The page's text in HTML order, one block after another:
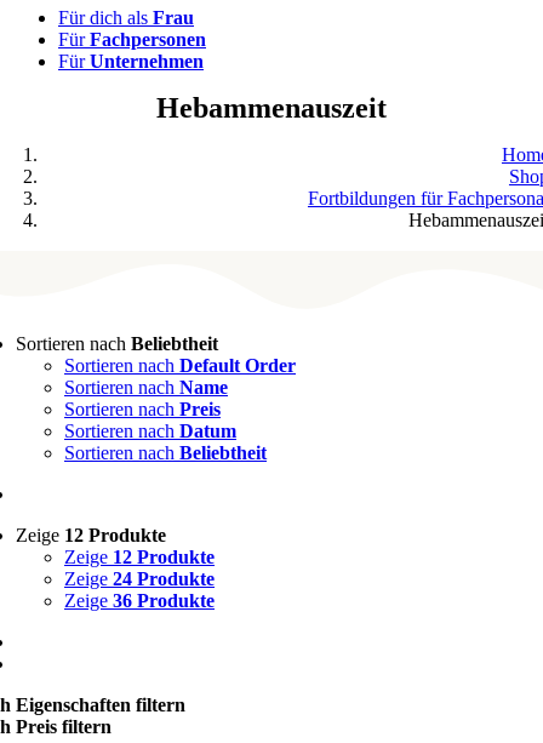
Für dich als Frau
FürFachpersonen
FürUnternehmen
Hebammenauszeit
Fortbildungen für
Sortieren nach Beliebtheit
Sortieren nach Default Order
Sortieren nach Name
Sortieren nach Preis
Sortieren nach Datum
Sortieren nach Beliebtheit
Zeige 12 Produkte
Zeige 12 Produkte
Zeige 24 Produkte
Zeige 36 Produkte
Eigenschaften filtern
Preis filtern